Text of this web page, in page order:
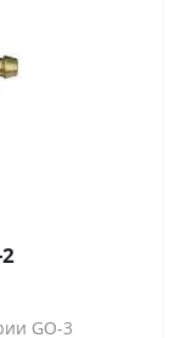
GO-3